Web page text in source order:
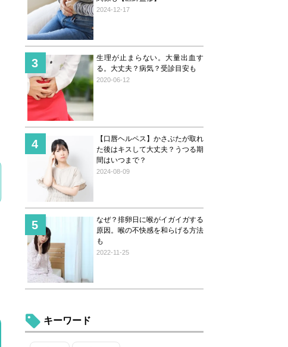
2024-12-17
生理が止まらない。大量出血す
る。大丈夫？病気？受診目安も
2020-06-12
【口唇ヘルペス】かさぶたが取れ
た後はキスして大丈夫？うつる期
間はいつまで？
2024-08-09
なぜ？排卵日に喉がイガイガする
原因。喉の不快感を和らげる方法
も
2022-11-25
キーワード